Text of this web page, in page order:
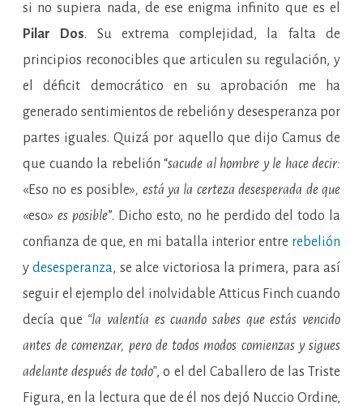
si no supiera nada, de ese enigma infinito que es el
Pilar Dos. Su extrema complejidad, la falta de
principios reconocibles que articulen su regulación, y
el déficit democrático en su aprobación me ha
generado sentimientos de rebelión y desesperanza por
partes iguales. Quizá por aquello que dijo Camus de
que cuando la rebelión “sacude al hombre y le hace decir:
«Eso no es posible», está ya la certeza desesperada de que
«eso» es posible”. Dicho esto, no he perdido del todo la
confianza de que, en mi batalla interior entre rebelión
ydesesperanza, se alce victoriosa la primera, para así
seguir el ejemplo del inolvidable Atticus Finch cuando
decía que “la valentía es cuando sabes que estás vencido
antes de comenzar, pero de todos modos comienzas y sigues
adelante después de todo”, o el del Caballero de las Triste
Figura, en la lectura que de él nos dejó Nuccio Ordine,